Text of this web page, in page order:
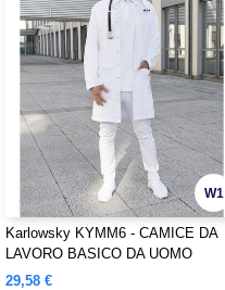
W1
Karlowsky KYMM6 - CAMICE DA
LAVORO BASICO DA UOMO
29,58 €